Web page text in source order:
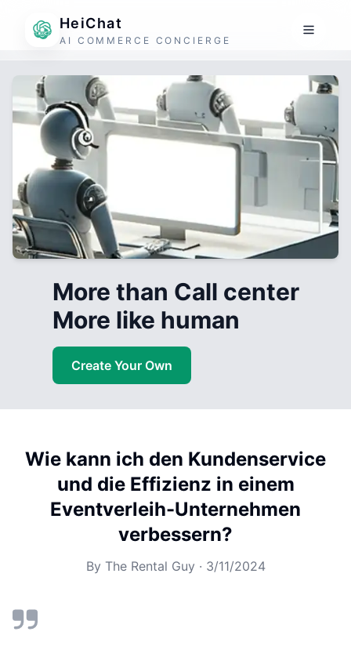
HeiChat
AI COMMERCE CONCIERGE
More than Call center
More like human
Create Your Own
Wie kann ich den Kundenservice
und die Effizienz in einem
Eventverleih-Unternehmen
verbessern?
By The Rental Guy · 3/11/2024